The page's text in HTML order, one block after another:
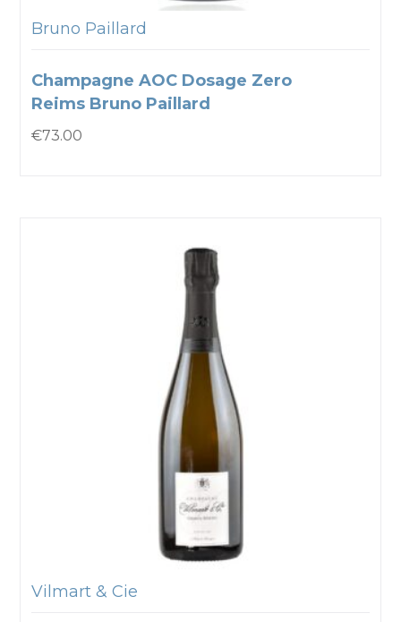
Bruno Paillard
Champagne AOC Dosage Zero
Reims Bruno Paillard
€73.00
Vilmart & Cie